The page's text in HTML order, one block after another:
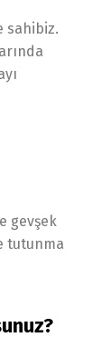
sahibiz.
gevşek
tutunma